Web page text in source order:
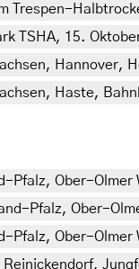
Trespen-
TSHA, 15.
Hannover,
Haste,
Pfalz, Ober-Olmer
Pfalz, Ober-
Pfalz, Ober-Olmer